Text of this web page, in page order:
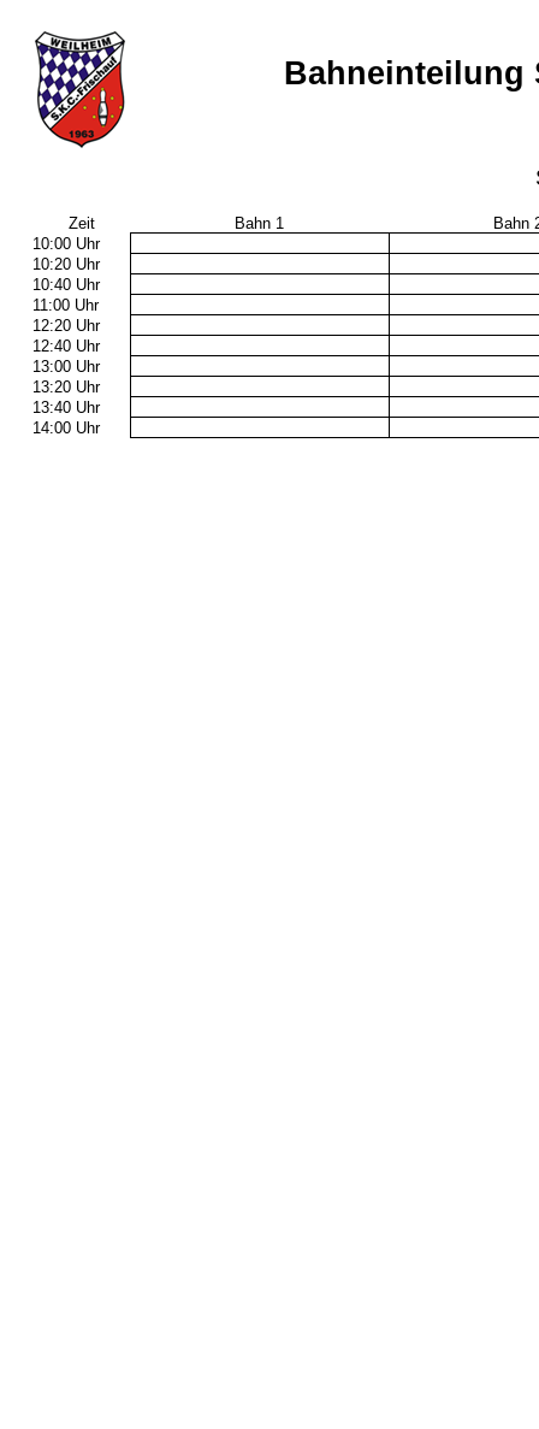
Bahneinteilung
Zeit Bahn 1
Bahn
10:00 Uhr
10:20 Uhr
10:40 Uhr
11:00 Uhr
12:20 Uhr
12:40 Uhr
13:00 Uhr
13:20 Uhr
13:40 Uhr
14:00 Uhr